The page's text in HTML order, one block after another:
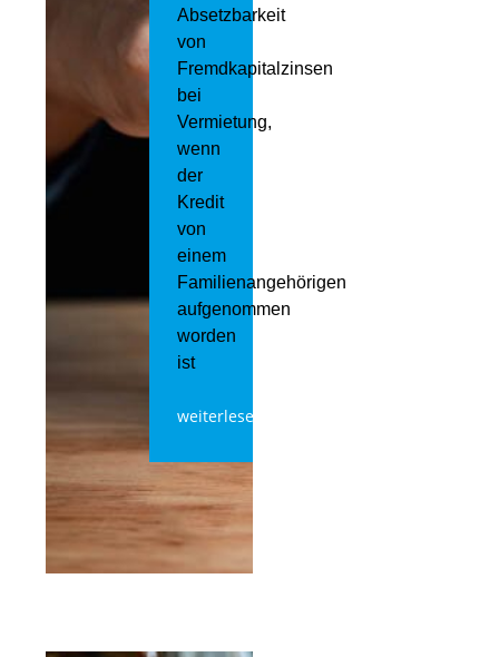
Absetzbarkeit
von
Fremdkapitalzinsen
bei
Vermietung,
wenn
der
Kredit
von
einem
Familienangehörigen
aufgenommen
worden
ist
weiterlesen